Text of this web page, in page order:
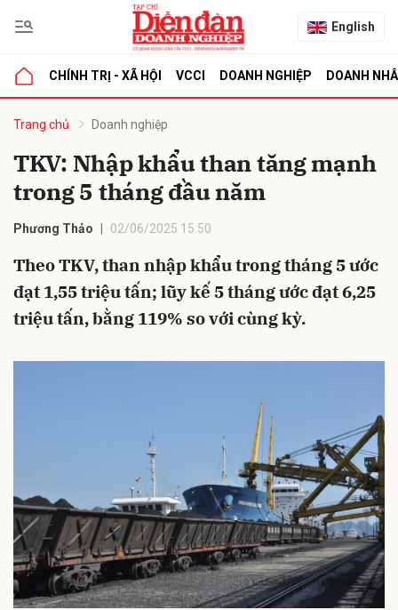
English
CHÍNH TRỊ - XÃ HỘI VCCI DOANH NGHIỆP DOANH
Trang chủ Doanh nghiệp
TKV: Nhập khẩu than tăng mạnh
trong 5 tháng đầu năm
Phương Thảo 02/06/2025 15:50
Theo TKV, than nhập khẩu trong tháng 5 ước
đạt 1,55 triệu tấn; lũy kế 5 tháng ước đạt 6,25
triệu tấn, bằng 119% so với cùng kỳ.
luận
Hủy